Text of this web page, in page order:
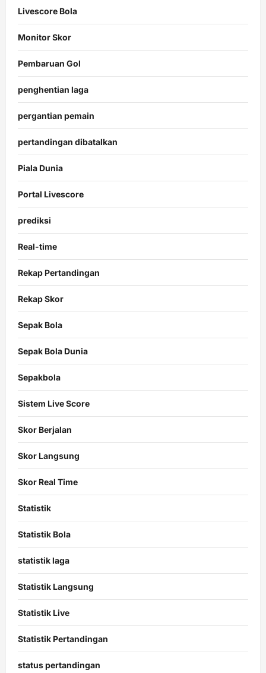
Livescore Bola
Monitor Skor
Pembaruan Gol
penghentian laga
pergantian pemain
pertandingan dibatalkan
Piala Dunia
Portal Livescore
prediksi
Real-time
Rekap Pertandingan
Rekap Skor
Sepak Bola
Sepak Bola Dunia
Sepakbola
Sistem Live Score
Skor Berjalan
Skor Langsung
Skor Real Time
Statistik
Statistik Bola
statistik laga
Statistik Langsung
Statistik Live
Statistik Pertandingan
status pertandingan